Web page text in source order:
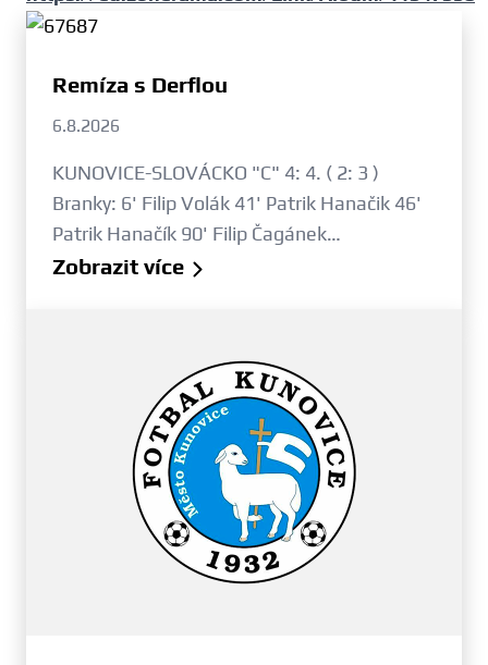
Remíza s Derflou
6.8.2026
KUNOVICE-SLOVÁCKO "C" 4: 4. ( 2: 3 )
Branky: 6' Filip Volák 41' Patrik Hanačik 46'
Patrik Hanačík 90' Filip Čagánek…
Zobrazit více